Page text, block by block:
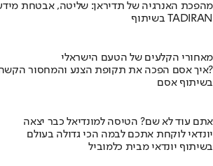
מהפכת האנרגיה של תדיראן: שליטה, אבטחת
בשיתוף TADIRAN
מאחורי הקלעים של הטעם הישראלי
איך אסם הפכה את תקופת הצנע והמחסור הקשה של שנות ה-40 למותג לאומי?
בשיתוף אסם
אתם עוד לא שם? הטיסה למונדיאל כבר יצאה
יונדאי לוקחת אתכם לבמה הכי גדולה בעולם
בשיתוף יונדאי מבית כלמוביל